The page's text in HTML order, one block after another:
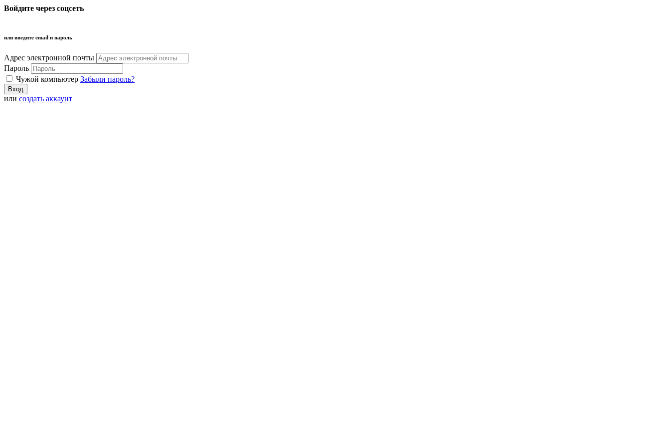
Войдите через соцсеть
или введите email и пароль
Адрес электронной почты
Пароль
Чужой компьютер Забыли пароль?
или создать аккаунт